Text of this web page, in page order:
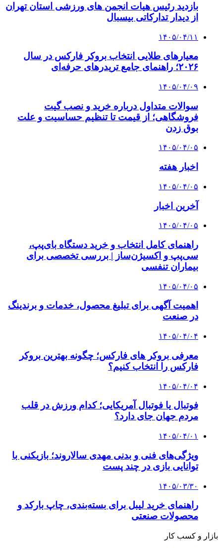
بازدید رئیس هیات انجمن های ورزشی استان تهران
از دیدار تدارکاتی بیسبال
۱۴۰۵/۰۴/۱۱
معیارهای طلایی انتخاب بروکر فارکس در سال
۲۰۲۶؛ راهنمای جامع تریدرهای حرفه‌ای
۱۴۰۵/۰۴/۰۹
سوالات متداول درباره خرید و نصب گیت
فروشگاهی؛ از قیمت تا تنظیم حساسیت و علت
بوق زدن
۱۴۰۵/۰۴/۰۵
اخبار هفته
۱۴۰۵/۰۴/۰۵
آخرین اخبار
۱۴۰۵/۰۴/۰۵
راهنمای کامل انتخاب و خرید دستگاه بای‌پپ،
سی‌پپ و اکسیژن‌ساز | بررسی تخصصی برای
بیماران تنفسی
۱۴۰۵/۰۴/۰۵
اهمیت آگهی برای تبلیغ محصول، خدمات و برندینگ
در صنعت
۱۴۰۵/۰۴/۰۴
معرفی بروکر های فارکس؛ چگونه بهترین بروکر
فارکس را انتخاب کنیم؟
۱۴۰۵/۰۴/۰۴
فوتبال یا فوتبال آمریکایی؛ کدام ورزش در قلب
مردم جهان جای دارد؟
۱۴۰۵/۰۴/۰۱
ویژگی‌های فنی و بدنی مهدی سالاروند؛ بازیکنی با
توانایی بازی در چند پست
۱۴۰۵/۰۳/۳۰
راهنمای خرید لیبل برای بسته‌بندی، چاپ بارکد و
محصولات صنعتی
بازار و کسب کار